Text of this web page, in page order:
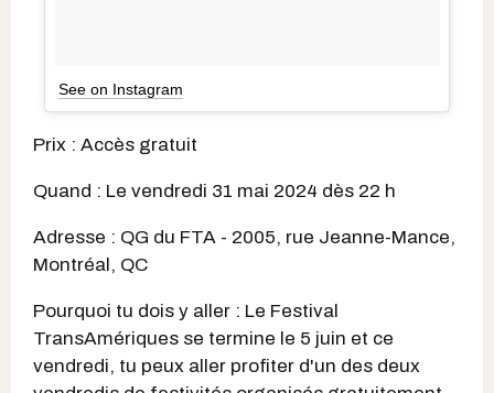
See on Instagram
Prix : Accès gratuit
Quand : Le vendredi 31 mai 2024 dès 22 h
Adresse : QG du FTA - 2005, rue Jeanne-Mance,
Montréal, QC
Pourquoi tu dois y aller : Le Festival
TransAmériques se termine le 5 juin et ce
vendredi, tu peux aller profiter d'un des deux